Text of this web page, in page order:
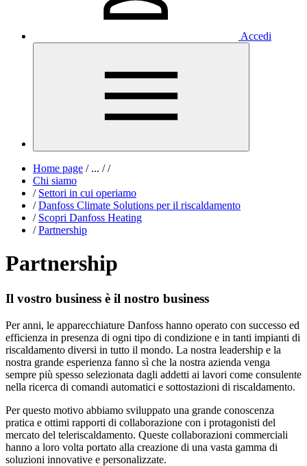
Accedi
Home page /... / /
Chi siamo
/ Settori in cui operiamo
/ Danfoss Climate Solutions per il riscaldamento
/ Scopri Danfoss Heating
/ Partnership
Partnership
Il vostro business è il nostro business
Per anni, le apparecchiature Danfoss hanno operato con successo ed
efficienza in presenza di ogni tipo di condizione e in tanti impianti di
riscaldamento diversi in tutto il mondo. La nostra leadership e la
nostra grande esperienza fanno sì che la nostra azienda venga
sempre più spesso selezionata dagli addetti ai lavori come consulente
nella ricerca di comandi automatici e sottostazioni di riscaldamento.
Per questo motivo abbiamo sviluppato una grande conoscenza
pratica e ottimi rapporti di collaborazione con i protagonisti del
mercato del teleriscaldamento. Queste collaborazioni commerciali
hanno a loro volta portato alla creazione di una vasta gamma di
soluzioni innovative e personalizzate.